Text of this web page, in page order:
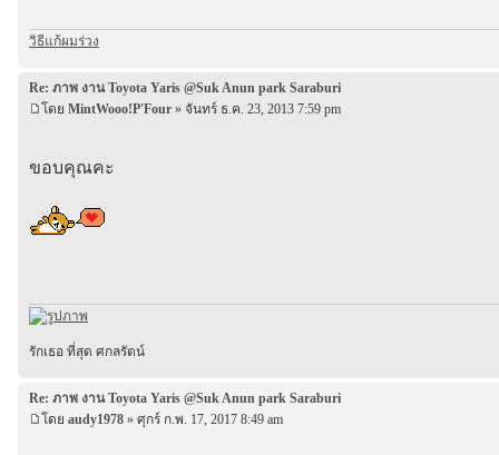
วิธีแก้ผมร่วง
Re: ภาพ งาน Toyota Yaris @Suk Anun park Saraburi
โดย MintWooo!P'Four » จันทร์ ธ.ค. 23, 2013 7:59 pm
ขอบคุณคะ
รักเธอ ที่สุด ศกลรัตน์
Re: ภาพ งาน Toyota Yaris @Suk Anun park Saraburi
โดย audy1978 » ศุกร์ ก.พ. 17, 2017 8:49 am